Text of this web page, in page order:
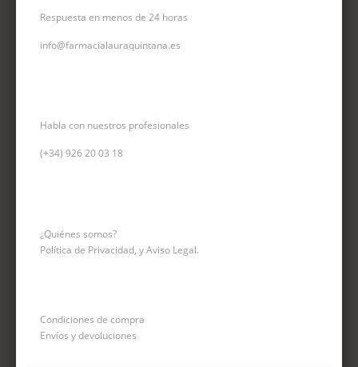
Respuesta en menos de 24 horas
info@farmacialauraquintana.es
Habla con nuestros profesionales
(+34) 926 20 03 18
¿Quiénes somos?
Política de Privacidad, y Aviso Legal.
Condiciones de compra
Envíos y devoluciones